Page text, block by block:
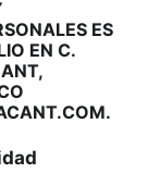
ES
EN C.